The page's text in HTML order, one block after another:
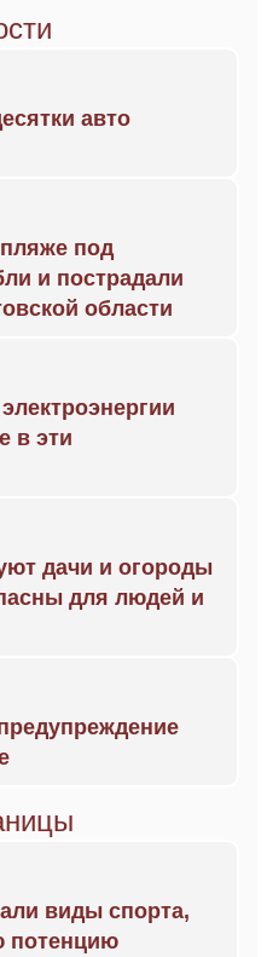
авто
под
и пострадали
области
в эти
дачи и огороды
для людей и
виды спорта,
потенцию